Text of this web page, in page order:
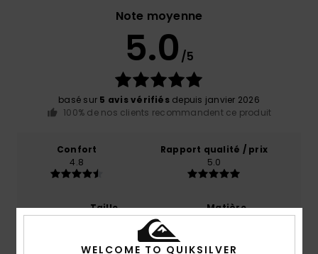
Note moyenne
5.0 /5
basé sur 5 avis vérifiésdepuis janvier 2026
100% de nos clients recommandent ce produit
Confort
4.8
Rapport qualité / prix
5.0
Taille
Trop grand
Matière
WELCOME TO QUIKSILVER